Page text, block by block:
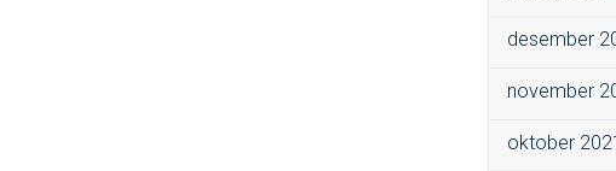
desember
november
oktober